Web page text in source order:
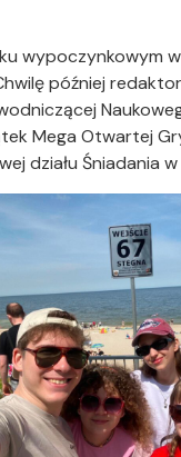
wypoczynkowym
później
Mega Otwartej
działu Śniadania w